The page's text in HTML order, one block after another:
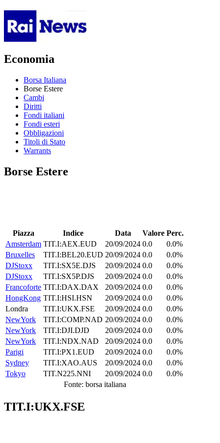
Economia
Borsa Italiana
Borse Estere
Cambi
Diritti
Fondi italiani
Fondi esteri
Obbligazioni
Titoli di Stato
Warrants
Borse Estere
Piazza Indice Data Valore Perc.
Amsterdam TIT.I:AEX.EUD 20/09/2024 0.0
0.0%
Bruxelles
TIT.I:BEL20.EUD 20/09/2024 0.0
0.0%
DJStoxx
TIT.I:SX5E.DJS 20/09/2024 0.0
0.0%
DJStoxx
TIT.I:SX5P.DJS 20/09/2024 0.0
0.0%
Francoforte TIT.I:DAX.DAX 20/09/2024 0.0
0.0%
HongKong TIT.I:HSI.HSN 20/09/2024 0.0
0.0%
Londra
TIT.I:UKX.FSE 20/09/2024 0.0
0.0%
NewYork
TIT.I:COMP.NAD 20/09/2024 0.0
0.0%
NewYork
TIT.I:DJI.DJD 20/09/2024 0.0
0.0%
NewYork
TIT.I:NDX.NAD 20/09/2024 0.0
0.0%
Parigi
TIT.I:PX1.EUD 20/09/2024 0.0
0.0%
Sydney
TIT.I:XAO.AUS 20/09/2024 0.0
0.0%
Tokyo
TIT.N225.NNI 20/09/2024 0.0
0.0%
Fonte: borsa italiana
TIT.I:UKX.FSE